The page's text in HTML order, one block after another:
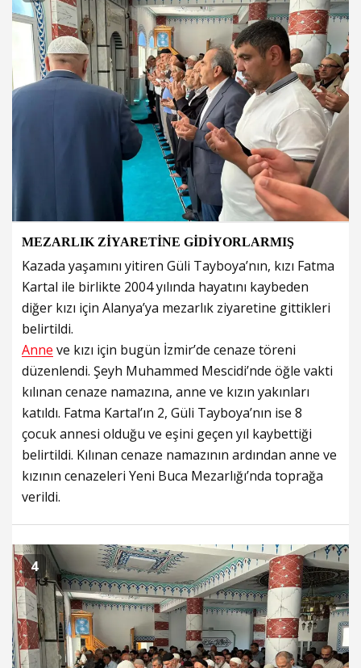
MEZARLIK ZİYARETİNE GİDİYORLARMIŞ
Kazada yaşamını yitiren Güli Tayboya’nın, kızı Fatma
Kartal ile birlikte 2004 yılında hayatını kaybeden
diğer kızı için Alanya’ya mezarlık ziyaretine gittikleri
belirtildi.
Anne ve kızı için bugün İzmir’de cenaze töreni
düzenlendi. Şeyh Muhammed Mescidi’nde öğle vakti
kılınan cenaze namazına, anne ve kızın yakınları
katıldı. Fatma Kartal’ın 2, Güli Tayboya’nın ise 8
çocuk annesi olduğu ve eşini geçen yıl kaybettiği
belirtildi. Kılınan cenaze namazının ardından anne ve
kızının cenazeleri Yeni Buca Mezarlığı’nda toprağa
verildi.
4